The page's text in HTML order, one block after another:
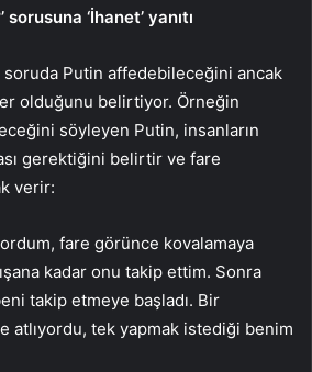
‘İhanet’ yanıtı
soruda Putin affedebileceğini ancak
olduğunu belirtiyor. Örneğin
söyleyen Putin, insanların
gerektiğini belirtir ve fare
verir:
fare görünce kovalamaya
kadar onu takip ettim. Sonra
takip etmeye başladı. Bir
atlıyordu, tek yapmak istediği benim